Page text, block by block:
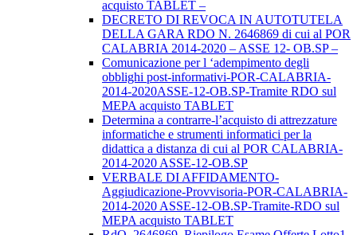
acquisto TABLET –
DECRETO DI REVOCA IN AUTOTUTELA
DELLA GARA RDO N. 2646869 di cui al POR
CALABRIA 2014-2020 – ASSE 12- OB.SP –
Comunicazione per l ‘adempimento degli
obblighi post-informativi-POR-CALABRIA-
2014-2020ASSE-12-OB.SP-Tramite RDO sul
MEPA acquisto TABLET
Determina a contrarre-l’acquisto di attrezzature
informatiche e strumenti informatici per la
didattica a distanza di cui al POR CALABRIA-
2014-2020 ASSE-12-OB.SP
VERBALE DI AFFIDAMENTO-
Aggiudicazione-Provvisoria-POR-CALABRIA-
2014-2020 ASSE-12-OB.SP-Tramite-RDO sul
MEPA acquisto TABLET